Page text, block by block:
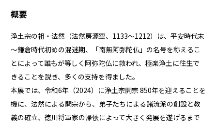
概要
浄土宗の祖・法然（法然房源空、1133～1212）は、平安時代末
～鎌倉時代初めの混迷期、「南無阿弥陀仏」の名号を称えるこ
とによって誰もが等しく阿弥陀仏に救われ、極楽浄土に往生で
きることを説き、多くの支持を得ました。
本展では、令和6年（2024）に浄土宗開宗 850年を迎えることを
機に、法然による開宗から、弟子たちによる諸流派の創設と教
義の確立、徳川将軍家の帰依によって大きく発展を遂げるまで